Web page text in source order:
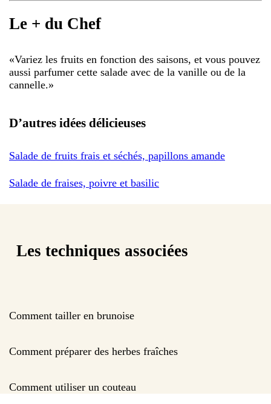
Le + du Chef
«Variez les fruits en fonction des saisons, et vous pouvez
aussi parfumer cette salade avec de la vanille ou de la
cannelle.»
D’autres idées délicieuses
Salade de fruits frais et séchés, papillons amande
Salade de fraises, poivre et basilic
Les techniques associées
Comment tailler en brunoise
Comment préparer des herbes fraîches
Comment utiliser un couteau